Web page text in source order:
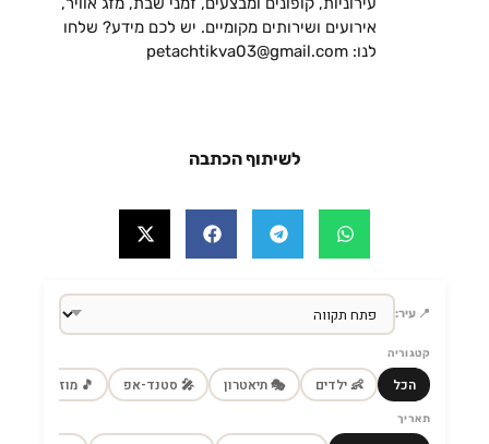
אירועים ושירותים מקומיים. יש לכם מידע? שלחו
לנו: petachtikva03@gmail.com
לשיתוף הכתבה
📍 עיר:
קטגוריה
הכל 👶 ילדים 🎭 תיאטרון 🎤 סטנד-אפ 🎵 מוזיקה
תאריך